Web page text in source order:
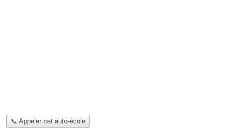
📞 Appeler cet auto-école